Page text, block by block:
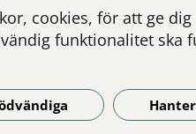
cookies, för att ge
funktionalitet ska